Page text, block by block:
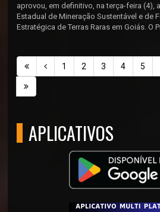
aprovou, em definitivo, na terça-feira (4),
Estadual de Mineração Sustentável e de
Estratégica de Terras Raras em Goiás. O
1 2 3 4 5
APLICATIVOS